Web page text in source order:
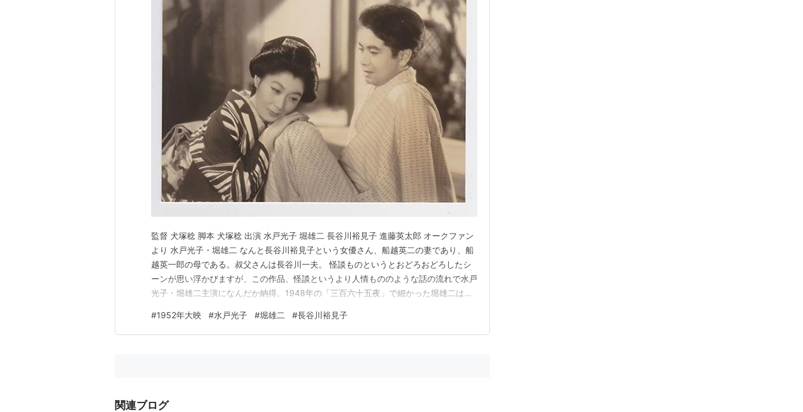
監督 犬塚稔 脚本 犬塚稔 出演 水戸光子 堀雄二 長谷川裕見子 進藤英太郎 オークファン
より 水戸光子・堀雄二 なんと長谷川裕見子という女優さん、船越英二の妻であり、船
越英一郎の母である。叔父さんは長谷川一夫。 怪談ものというとおどろおどろしたシ
ーンが思い浮かびますが、この作品、怪談というより人情もののような話の流れで水戸
光子・堀雄二主演になんだか納得。1948年の「三百六十五夜」で細かった堀雄二はす
1960.hatenablog.com 男嫌いの踊りの師匠、若柳古登世（水戸光子）の一番弟子のお
久（長谷川裕見…
#1952年大映 #水戸光子 #堀雄二 #長谷川裕見子
関連ブログ